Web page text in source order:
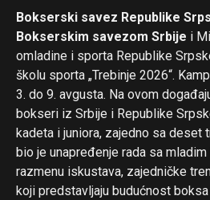
Bokserski savez Republike
Bokserskim savezom Srbije i
omladine i sporta Republike
školu sporta „Trebinje 2026“.
3. do 9. avgusta. Na ovom
bokseri iz Srbije i Republike
kadeta i juniora, zajedno sa deset
bio je unapređenje rada sa
razmenu iskustava, zajedničke
koji predstavljaju budućnost boksa